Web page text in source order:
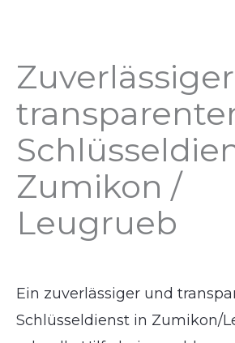
Zumikon /
Leugrueb
Ein zuverlässiger und
Schlüsseldienst in Zumikon/